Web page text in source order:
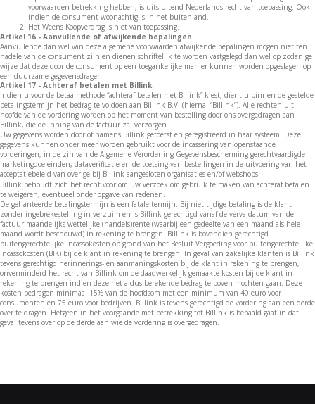
voorwaarden betrekking hebben, is uitsluitend Nederlands recht van toepassing. Ook
indien de consument woonachtig is in het buitenland.
Het Weens Koopverdrag is niet van toepassing.
Artikel 16 - Aanvullende of afwijkende bepalingen
Aanvullende dan wel van deze algemene voorwaarden afwijkende bepalingen mogen niet ten
nadele van de consument zijn en dienen schriftelijk te worden vastgelegd dan wel op zodanige
wijze dat deze door de consument op een toegankelijke manier kunnen worden opgeslagen op
een duurzame gegevensdrager.
Artikel 17 - Achteraf betalen met Billink
Indien u voor de betaalmethode “achteraf betalen met Billink” kiest, dient u binnen de gestelde
betalingstermijn het bedrag te voldoen aan Billink B.V. (hierna: “Billink”). Alle rechten uit
hoofde van de vordering worden op het moment van bestelling door ons overgedragen aan
Billink, die de inning van de factuur zal verzorgen.
Uw gegevens worden door of namens Billink getoetst en geregistreerd in haar systeem. Deze
gegevens kunnen onder meer worden gebruikt voor de incassering van openstaande
vorderingen, in de zin van de Algemene Verordening Gegevensbescherming gerechtvaardigde
marketingdoeleinden, dataverificatie en de toetsing van bestellingen in de uitvoering van het
acceptatiebeleid van overige bij Billink aangesloten organisaties en/of webshops.
Billink behoudt zich het recht voor om uw verzoek om gebruik te maken van achteraf betalen
te weigeren, eventueel onder opgave van redenen.
De gehanteerde betalingstermijn is een fatale termijn. Bij niet tijdige betaling is de klant
zonder ingebrekestelling in verzuim en is Billink gerechtigd vanaf de vervaldatum van de
factuur maandelijks wettelijke (handels)rente (waarbij een gedeelte van een maand als hele
maand wordt beschouwd) in rekening te brengen. Billink is bovendien gerechtigd
buitengerechtelijke incassokosten op grond van het Besluit Vergoeding voor buitengerechtelijke
Incassokosten (BIK) bij de klant in rekening te brengen. In geval van zakelijke klanten is Billink
tevens gerechtigd herinnerings- en aanmaningskosten bij de klant in rekening te brengen,
onverminderd het recht van Billink om de daadwerkelijk gemaakte kosten bij de klant in
rekening te brengen indien deze het aldus berekende bedrag te boven mochten gaan. Deze
kosten bedragen minimaal 15% van de hoofdsom met een minimum van 40 euro voor
consumenten en 75 euro voor bedrijven. Billink is tevens gerechtigd de vordering aan een derde
over te dragen. Hetgeen in het voorgaande met betrekking tot Billink is bepaald gaat in dat
geval tevens over op de derde aan wie de vordering is overgedragen.